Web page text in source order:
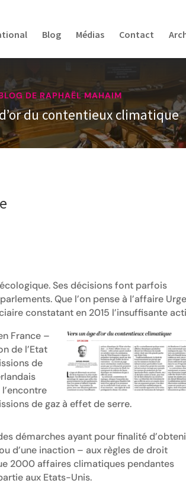
Blog Médias Contact
DE RAPHAËL MAHAIM
du contentieux climatique
Ses décisions font parfois
Que l’on pense à l’affaire
constatant en 2015 l’insuffisante
France –
de l’Etat
de
de gaz à effet de serre.
démarches ayant pour finalité
d’une inaction – aux règles de droit
2000 affaires climatiques pendantes
aux Etats-Unis.